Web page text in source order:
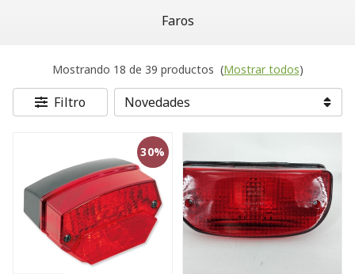
Faros
Mostrando 18 de 39 productos (Mostrar todos)
Filtro
30%